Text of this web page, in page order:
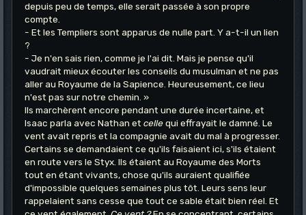
depuis peu de temps, elle serait passée à son propre
compte.
- Et les Templiers sont apparus de nulle part. Y a-t-il un lien
?
- Je n'en sais rien, comme je l'ai dit. Mais je pense qu'il
vaudrait mieux écouter les conseils du musulman et ne pas
aller au Royaume de la Sapience. Heureusement, ce lieu
n'est pas sur notre chemin. »
Ils marchèrent encore pendant une durée incertaine, et
Isaac parla avec Nathan et cellequi effrayait le damné. Le
vent avait repris et la compagnie avait du mal à progresser.
Certains se demandaient ce qu'ils faisaient ici, s'ils étaient
en route vers le Styx. Ils étaient au Royaume des Morts
tout en étant vivants, chose qu'ils auraient qualifiée
d'impossible quelques semaines plus tôt. Leurs sens leur
rappelaient sans cesse que tout ce sable était bien réel. Et